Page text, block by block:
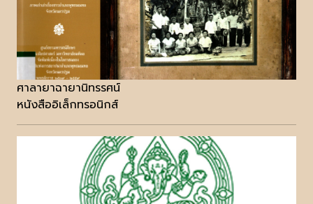
ศาลายาฉายานิทรรศน์
หนังสืออิเล็กทรอนิกส์